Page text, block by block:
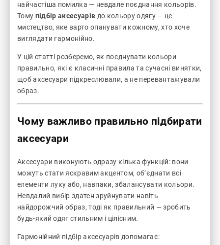
найчастіша помилка — невдале поєднання кольорів.
Тому підбір аксесуарів до кольору одягу — це
мистецтво, яке варто опанувати кожному, хто хоче
виглядати гармонійно.
У цій статті розберемо, як поєднувати кольори
правильно, які є класичні правила та сучасні винятки,
щоб аксесуари підкреслювали, а не перевантажували
образ.
Чому важливо правильно підбирати
аксесуари
Аксесуари виконують одразу кілька функцій: вони
можуть стати яскравим акцентом, об’єднати всі
елементи луку або, навпаки, збалансувати кольори.
Невдалий вибір здатен зруйнувати навіть
найдорожчий образ, тоді як правильний — зробить
будь-який одяг стильним і цілісним.
Гармонійний підбір аксесуарів допомагає: